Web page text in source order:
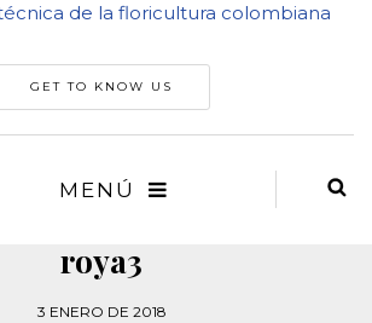
de la floricultura colombiana
GET TO KNOW US
MENÚ
roya3
3 ENERO DE 2018